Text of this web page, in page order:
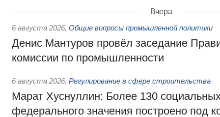
Вчера
6 августа 2026, Общие вопросы промышленной политики
Денис Мантуров провёл заседание
комиссии по промышленности
6 августа 2026, Регулирование в сфере строительства
Марат Хуснуллин: Более 130
федерального значения построено под